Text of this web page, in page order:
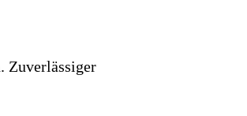
Zuverlässiger